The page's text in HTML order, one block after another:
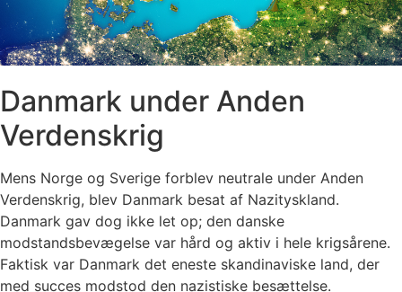
Danmark under Anden
Verdenskrig
Mens Norge og Sverige forblev neutrale under Anden
Verdenskrig, blev Danmark besat af Nazityskland.
Danmark gav dog ikke let op; den danske
modstandsbevægelse var hård og aktiv i hele krigsårene.
Faktisk var Danmark det eneste skandinaviske land, der
med succes modstod den nazistiske besættelse.